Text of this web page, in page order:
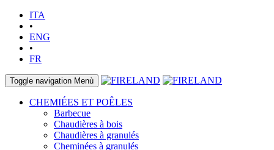
ITA
•
ENG
•
FR
Toggle navigation Menù
CHEMIÉES ET POÊLES
Barbecue
Chaudières à bois
Chaudières à granulés
Cheminées à granulés